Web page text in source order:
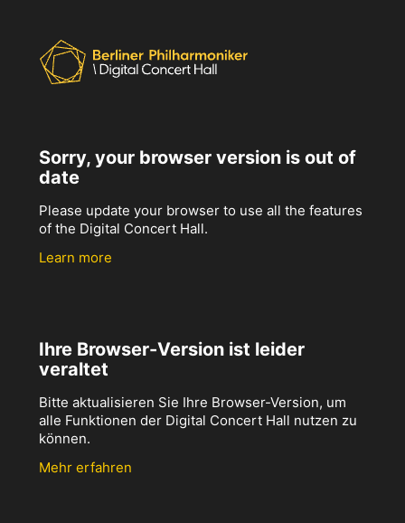
Sorry, your browser version is out of
date
Please update your browser to use all the features
of the Digital Concert Hall.
Learn more
Ihre Browser-Version ist leider
veraltet
Bitte aktualisieren Sie Ihre Browser-Version, um
alle Funktionen der Digital Concert Hall nutzen zu
können.
Mehr erfahren